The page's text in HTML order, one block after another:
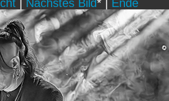
| Nächstes Bild* | Ende